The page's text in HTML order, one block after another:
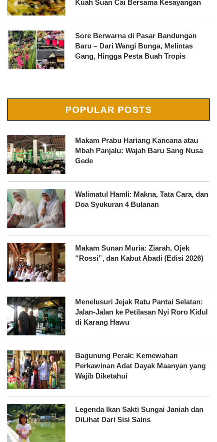
Kuah Suan Cai Bersama Kesayangan
Sore Berwarna di Pasar Bandungan
Baru – Dari Wangi Bunga, Melintas
Gang, Hingga Pesta Buah Tropis
POPULAR POSTS
Makam Prabu Hariang Kancana atau
Mbah Panjalu: Wajah Baru Sang Nusa
Gede
Walimatul Hamli: Makna, Tata Cara, dan
Doa Syukuran 4 Bulanan
Makam Sunan Muria: Ziarah, Ojek
“Rossi”, dan Kabut Abadi (Edisi 2026)
Menelusuri Jejak Ratu Pantai Selatan:
Jalan-Jalan ke Petilasan Nyi Roro Kidul
di Karang Hawu
Bagunung Perak: Kemewahan
Perkawinan Adat Dayak Maanyan yang
Wajib Diketahui
Legenda Ikan Sakti Sungai Janiah dan
DiLihat Dari Sisi Sains